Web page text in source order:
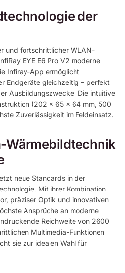
der
und fortschrittlicher WLAN-
EYE E6 Pro V2 moderne
Infiray-App ermöglicht
Endgeräte gleichzeitig – perfekt
Ausbildungszwecke. Die intuitive
(202 × 65 × 64 mm, 500
Zuverlässigkeit im Feldeinsatz.
Wärmebildtechnik
neue Standards in der
Mit ihrer Kombination
präziser Optik und innovativen
Ansprüche an moderne
Reichweite von 2600
Multimedia-Funktionen
sie zur idealen Wahl für